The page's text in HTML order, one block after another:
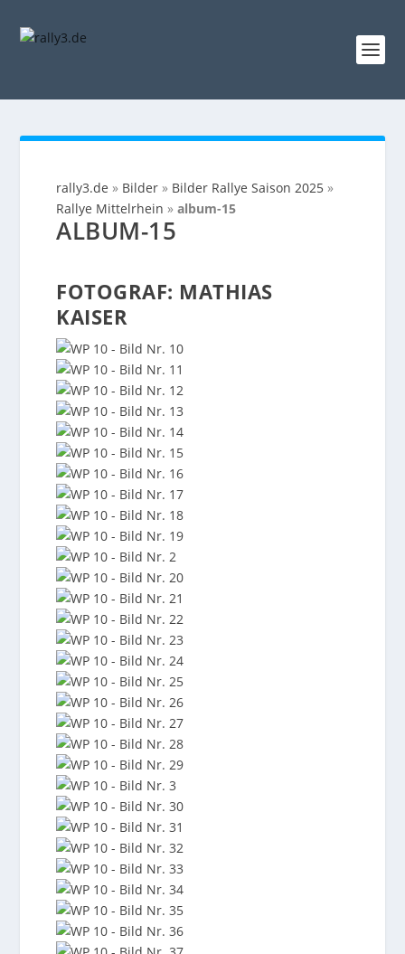
rally3.de » Bilder » Bilder Rallye Saison 2025 »
Rallye Mittelrhein »album-15
ALBUM-15
FOTOGRAF: MATHIAS
KAISER